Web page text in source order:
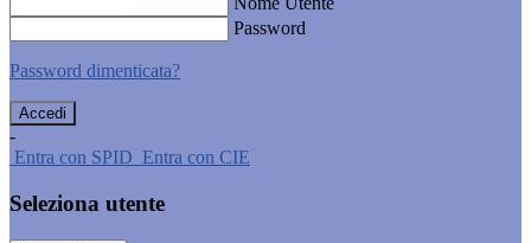
Password
Password dimenticata?
-
Entra con SPID Entra con CIE
Seleziona utente